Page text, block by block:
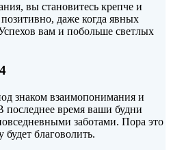
вы становитесь крепче и
даже когда явных
вам и побольше светлых
знаком взаимопонимания и
последнее время ваши будни
заботами. Пора это
будет благоволить.